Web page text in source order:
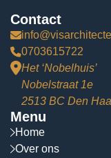
Contact
0703615722
Het ‘Nobelhuis’
Nobelstraat 1e
2513 BC Den
Menu
Home
Over ons